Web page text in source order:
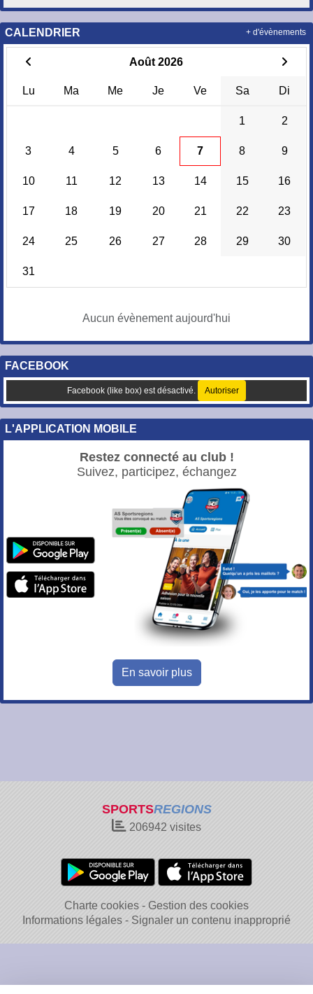
CALENDRIER
Août 2026
Lu Ma Me Je Ve Sa Di
1 2
3 4 5 6 7 8 9
10 11 12 13 14 15 16
17 18 19 20 21 22 23
24 25 26 27 28 29 30
31
Aucun évènement aujourd'hui
+ d'évènements
FACEBOOK
Facebook (like box) est désactivé. Autoriser
L'APPLICATION MOBILE
Restez connecté au club !
Suivez, participez, échangez
En savoir plus
SPORTSREGIONS
206942 visites
Charte cookies
Gestion des cookies
Informations légales
Signaler un contenu inapproprié